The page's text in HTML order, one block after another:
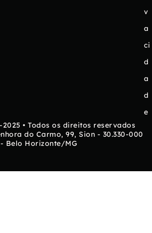
v
a
ci
d
a
d
e
2025 • Todos os direitos reservados
do Carmo, 99, Sion - 30.330-000
- Belo Horizonte/MG